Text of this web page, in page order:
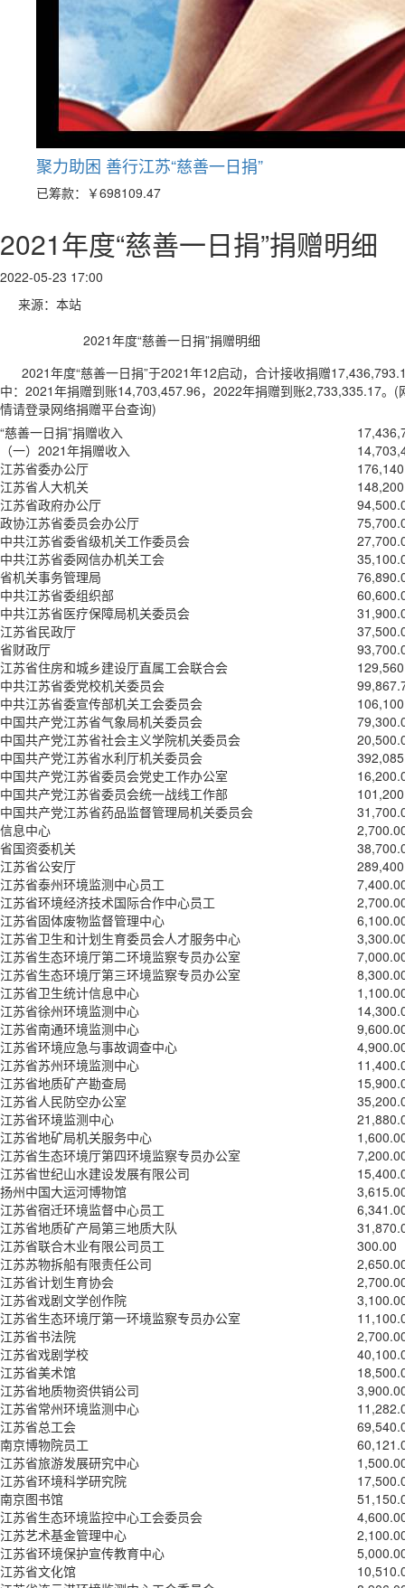
聚力助困 善行江苏“慈善一日捐”
已筹款： ￥698109.47
2021年度“慈善一日捐”捐赠明细
2022-05-23 17:00
来源：本站
2021年度“慈善一日捐”捐赠明细
2021年度“慈善一日捐”于2021年12启动，合计接收捐赠
中：2021年捐赠到账14,703,457.96，2022年捐赠到账2,733,335.17。(
情请登录网络捐赠平台查询)
“慈善一日捐”捐赠收入
（一）2021年捐赠收入
江苏省委办公厅
江苏省人大机关
江苏省政府办公厅
政协江苏省委员会办公厅
中共江苏省委省级机关工作委员会
中共江苏省委网信办机关工会
省机关事务管理局
中共江苏省委组织部
中共江苏省医疗保障局机关委员会
江苏省民政厅
省财政厅
江苏省住房和城乡建设厅直属工会联合会
中共江苏省委党校机关委员会
中共江苏省委宣传部机关工会委员会
中国共产党江苏省气象局机关委员会
中国共产党江苏省社会主义学院机关委员会
中国共产党江苏省水利厅机关委员会
中国共产党江苏省委员会党史工作办公室
中国共产党江苏省委员会统一战线工作部
中国共产党江苏省药品监督管理局机关委员会
信息中心
省国资委机关
江苏省公安厅
江苏省泰州环境监测中心员工
江苏省环境经济技术国际合作中心员工
江苏省固体废物监督管理中心
江苏省卫生和计划生育委员会人才服务中心
江苏省生态环境厅第二环境监察专员办公室
江苏省生态环境厅第三环境监察专员办公室
江苏省卫生统计信息中心
江苏省徐州环境监测中心
江苏省南通环境监测中心
江苏省环境应急与事故调查中心
江苏省苏州环境监测中心
江苏省地质矿产勘查局
江苏省人民防空办公室
江苏省环境监测中心
江苏省地矿局机关服务中心
江苏省生态环境厅第四环境监察专员办公室
江苏省世纪山水建设发展有限公司
扬州中国大运河博物馆
江苏省宿迁环境监督中心员工
江苏省地质矿产局第三地质大队
江苏省联合木业有限公司员工
300.00
江苏苏物拆船有限责任公司
江苏省计划生育协会
江苏省戏剧文学创作院
江苏省生态环境厅第一环境监察专员办公室
江苏省书法院
江苏省戏剧学校
江苏省美术馆
江苏省地质物资供销公司
江苏省常州环境监测中心
江苏省总工会
南京博物院员工
江苏省旅游发展研究中心
江苏省环境科学研究院
南京图书馆
江苏省生态环境监控中心工会委员会
江苏艺术基金管理中心
江苏省环境保护宣传教育中心
江苏省文化馆